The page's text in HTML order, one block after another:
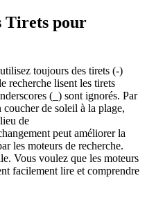
Tirets pour
toujours des tirets (-)
recherche lisent les tirets
(_) sont ignorés. Par
de soleil à la plage,
de
peut améliorer la
les moteurs de recherche.
Vous voulez que les moteurs
facilement lire et comprendre